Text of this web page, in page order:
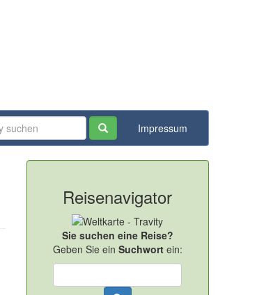
Impressum
Reisenavigator
Sie suchen eine Reise?
Geben Sie ein Suchwortein: